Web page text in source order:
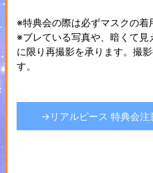
※特典会の際は必ずマスクの着
※ブレている写真や、暗くて見
に限り再撮影を承ります。撮
す。
→リアルピース 特典会注